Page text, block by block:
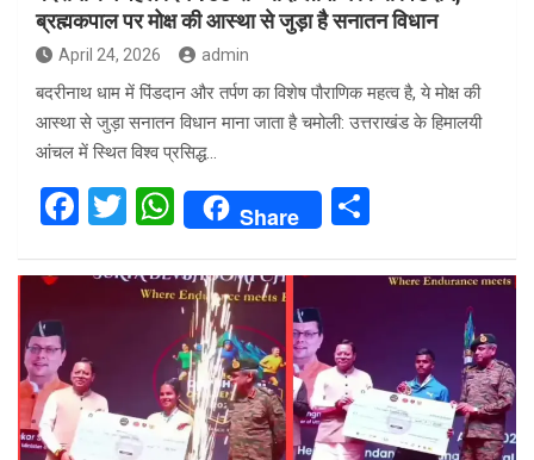
ब्रह्मकपाल पर मोक्ष की आस्था से जुड़ा है सनातन विधान
April 24, 2026 admin
बदरीनाथ धाम में पिंडदान और तर्पण का विशेष पौराणिक महत्व है, ये मोक्ष की
आस्था से जुड़ा सनातन विधान माना जाता है चमोली: उत्तराखंड के हिमालयी
आंचल में स्थित विश्व प्रसिद्ध…
F
ce
o
o
k
T
tt
W
h
at
s
A
p
p
Share
ar